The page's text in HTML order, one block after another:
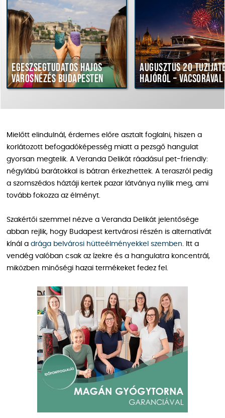
hajós
Budapesten
Augusztus 20 tűzijáték
hajóról – vacsorával
Mielőtt elindulnál, érdemes előre asztalt foglalni, hiszen a
korlátozott befogadóképesség miatt a pezsgő hangulat
gyorsan megtelik. A Veranda Delikát ráadásul pet-friendly:
négylábú barátokkal is bátran érkezhettek. A teraszról pedig
a szomszédos háztáji kertek pazar látványa nyílik meg, ami
tovább fokozza az élményt.
Szakértői szemmel nézve a Veranda Delikát jelentősége
abban rejlik, hogy Budapest kertvárosi részén is alternatívát
kínál a drága belvárosi hütteélményekkel szemben. Itt a
vendég valóban csak az ízekre és a hangulatra koncentrál,
miközben minőségi hazai termékeket fedez fel.